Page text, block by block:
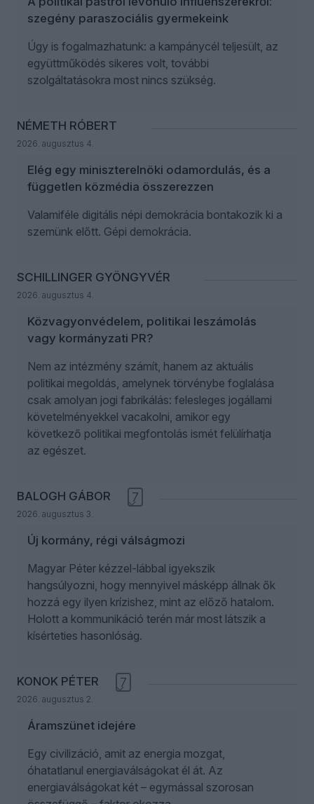
szegény paraszociális gyermekeink
Úgy is fogalmazhatunk: a kampánycél teljesült, az
együttműködés sikeres volt, további
szolgáltatásokra most nincs szükség.
NÉMETH RÓBERT
2026. augusztus 4.
Elég egy miniszterelnöki odamordulás, és a
független közmédia összerezzen
Valamiféle digitális népi demokrácia bontakozik ki a
szemünk előtt. Gépi demokrácia.
SCHILLINGER GYÖNGYVÉR
2026. augusztus 4.
Közvagyonvédelem, politikai leszámolás
vagy kormányzati PR?
Nem az intézmény számít, hanem az aktuális
politikai megoldás, amelynek törvénybe foglalása
csak amolyan jogi fabrikálás: felesleges jogállami
követelményekkel vacakolni, amikor egy
következő politikai megfontolás ismét felülírhatja
az egészet.
BALOGH GÁBOR
2026. augusztus 3.
7
Új kormány, régi válságmozi
Magyar Péter kézzel-lábbal igyekszik
hangsúlyozni, hogy mennyivel másképp állnak ők
hozzá egy ilyen krízishez, mint az előző hatalom.
Holott a kommunikáció terén már most látszik a
kísérteties hasonlóság.
KONOK PÉTER
2026. augusztus 2.
7
Áramszünet idejére
Egy civilizáció, amit az energia mozgat,
óhatatlanul energiaválságokat él át. Az
energiaválságokat két – egymással szorosan